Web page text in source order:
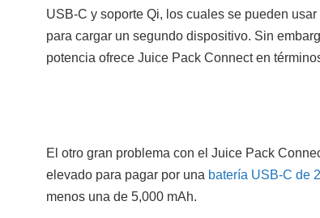
USB-C y soporte Qi, los cuales se pueden
para cargar un segundo dispositivo. Sin
potencia ofrece Juice Pack Connect en
El otro gran problema con el Juice Pack
elevado para pagar por una batería USB-C de
menos una de 5,000 mAh.